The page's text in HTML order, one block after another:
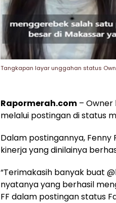
Tangkapan layar unggahan status
Rapormerah.com – Owner
melalui postingan di status
Dalam postingannya, Fenny
kinerja yang dinilainya
“Terimakasih banyak buat
nyatanya yang berhasil
FF dalam postingan status